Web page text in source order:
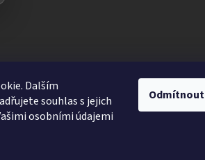
Dalším
souhlas s jejich
osobními údajemi
Odmítnout